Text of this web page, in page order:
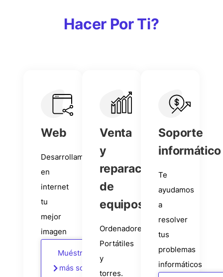
Hacer Por Ti?
Web
Desarrollamos
en
internet
tu
mejor
imagen
Muéstrame
más sobre
Venta
y
reparación
de
equipos
Ordenadores
Portátiles
y
torres.
Soporte
informático
Te
ayudamos
a
resolver
tus
problemas
informáticos